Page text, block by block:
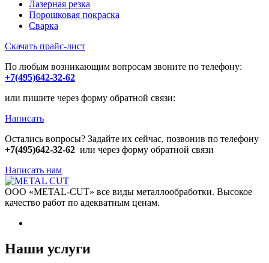
Лазерная резка
Порошковая покраска
Сварка
Скачать прайс-лист
По любым возникающим вопросам звоните по телефону:
+7(495)642-32-62
или пишите через форму обратной связи:
Написать
Остались вопросы? Задайте их сейчас, позвонив по телефону
+7(495)642-32-62 или через форму обратной связи
Написать нам
ООО «METAL-CUT» все виды металлообработки. Высокое
качество работ по адекватным ценам.
Наши услуги